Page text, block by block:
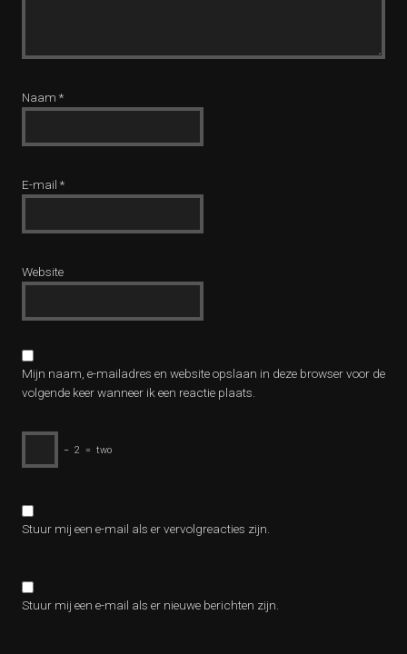
Naam *
E-mail *
Website
Mijn naam, e-mailadres en website opslaan in deze browser voor de
volgende keer wanneer ik een reactie plaats.
− 2 = two
Stuur mij een e-mail als er vervolgreacties zijn.
Stuur mij een e-mail als er nieuwe berichten zijn.